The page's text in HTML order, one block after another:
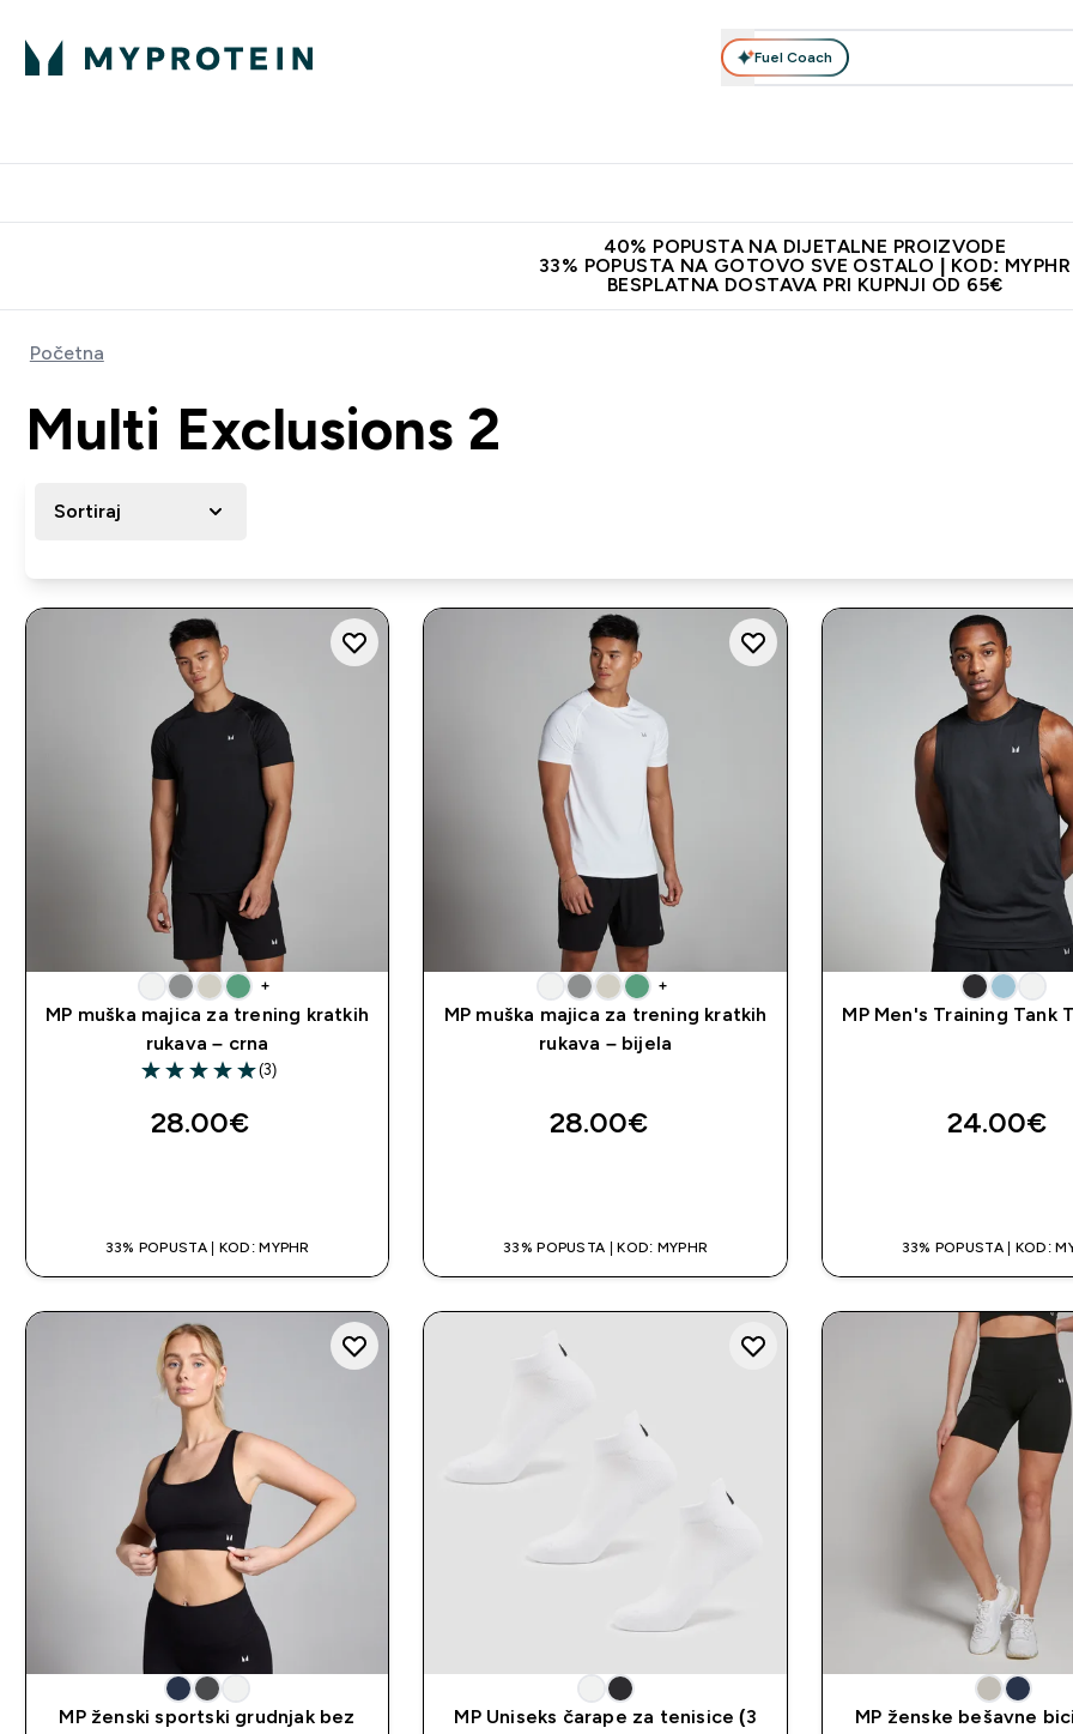
Fuel Coach
40% POPUSTA NA DIJETALNE PROIZVODE
33% POPUSTA NA GOTOVO SVE OSTALO | KOD: MYPHR
BESPLATNA DOSTAVA PRI KUPNJI OD 65€
Početna
Multi Exclusions 2
Sortiraj
+
MP muška majica za trening kratkih
rukava – crna
5 out of 5 stars
(3)
28.00€‎
33% POPUSTA | KOD: MYPHR
+
MP muška majica za trening kratkih
rukava – bijela
28.00€‎
33% POPUSTA | KOD: MYPHR
MP Men's Training Tank
24.00€‎
33% POPUSTA | KOD:
MP ženski sportski grudnjak bez
MP Uniseks čarape za tenisice (3
MP ženske bešavne